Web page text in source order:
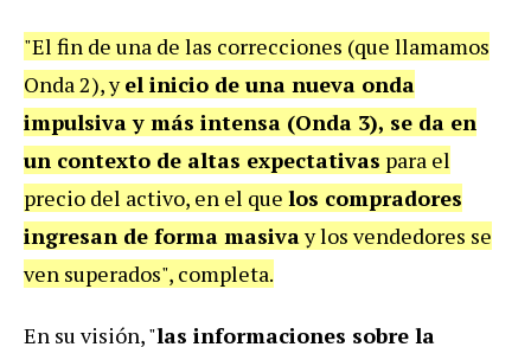
"El fin de una de las correcciones (que llamamos
Onda 2), yel inicio de una nueva onda
impulsiva y más intensa (Onda 3), se da en
un contexto de altas expectativas para el
precio del activo, en el que los compradores
ingresan de forma masivay los vendedores se
ven superados", completa.
En su visión, "las informaciones sobre la